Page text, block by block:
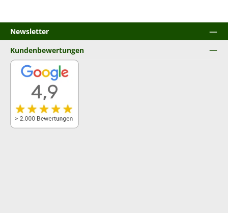
Newsletter
Kundenbewertungen